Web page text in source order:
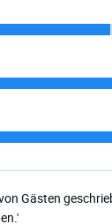
Gästen